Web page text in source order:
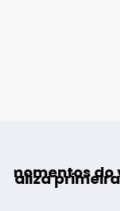
de
Guarda